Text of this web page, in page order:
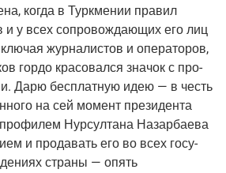
когда в Турк­ме­нии пра­вил
у всех сопро­вож­да­ю­щих его лиц
жур­на­ли­стов и опе­ра­то­ров,
гор­до кра­со­вал­ся зна­чок с про­
Дарю бес­плат­ную идею — в честь
на сей момент пре­зи­ден­та
про­фи­лем Нур­сул­та­на Назар­ба­е­ва
и про­да­вать его во всех госу­
стра­ны — опять